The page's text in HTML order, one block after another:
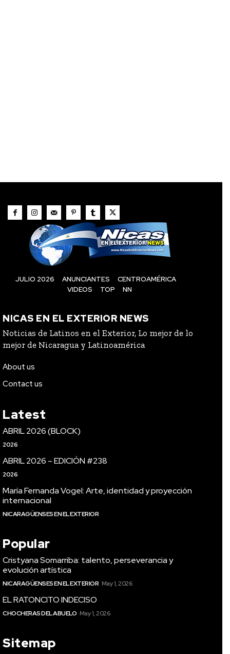
JULIO 2026 ANUNCIANTES
CENTROAMÉRICA
VIDEOS
TOP NN
NICAS EN EL EXTERIOR NEWS
Noticias de Latinos en el Exterior, Lo mejor de lo
mejor de Nicaragua y Latinoamérica
About us
Contact us
Latest
ABRIL 2026 (BLOCK)
2026
ABRIL 2026 – EDICIÓN #238
2026
María Fernanda Vogel: Arte, identidad y proyección
internacional
NICARAGÜENSES EN EL EXTERIOR
Popular
Cristyana Somarriba: talento, perseverancia y
evolución artística
NICARAGÜENSES EN EL EXTERIOR May 1, 2026
EL RATONCITO INDECISO
CHOCHERAS DEL ABUELO May 1, 2026
Sitemap